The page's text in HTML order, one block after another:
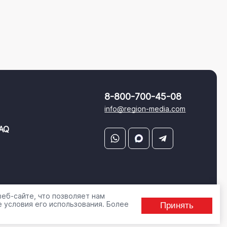
8-800-700-45-08
info@region-media.com
сайте, что позволяет нам
его использования. Более
Принять